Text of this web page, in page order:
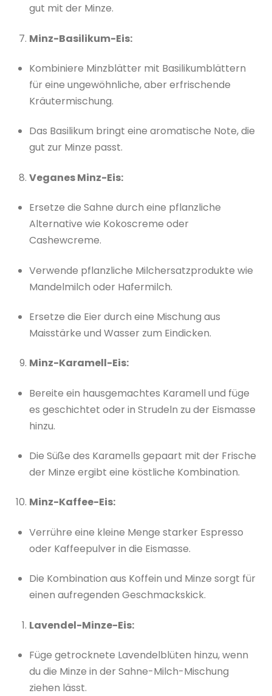
gut mit der Minze.
Minz-Basilikum-Eis:
Kombiniere Minzblätter mit Basilikumblättern
für eine ungewöhnliche, aber erfrischende
Kräutermischung.
Das Basilikum bringt eine aromatische Note, die
gut zur Minze passt.
Veganes Minz-Eis:
Ersetze die Sahne durch eine pflanzliche
Alternative wie Kokoscreme oder
Cashewcreme.
Verwende pflanzliche Milchersatzprodukte wie
Mandelmilch oder Hafermilch.
Ersetze die Eier durch eine Mischung aus
Maisstärke und Wasser zum Eindicken.
Minz-Karamell-Eis:
Bereite ein hausgemachtes Karamell und füge
es geschichtet oder in Strudeln zu der Eismasse
hinzu.
Die Süße des Karamells gepaart mit der Frische
der Minze ergibt eine köstliche Kombination.
Minz-Kaffee-Eis:
Verrühre eine kleine Menge starker Espresso
oder Kaffeepulver in die Eismasse.
Die Kombination aus Koffein und Minze sorgt für
einen aufregenden Geschmackskick.
Lavendel-Minze-Eis:
Füge getrocknete Lavendelblüten hinzu, wenn
du die Minze in der Sahne-Milch-Mischung
ziehen lässt.